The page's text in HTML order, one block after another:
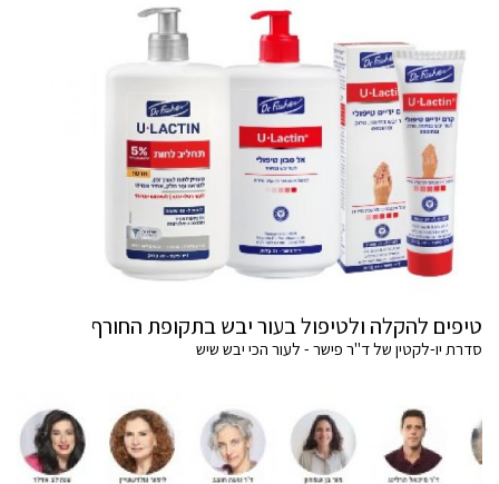
טיפים להקלה ולטיפול בעור יבש בתקופת החורף
סדרת יו-לקטין של ד"ר פישר - לעור הכי יבש שיש